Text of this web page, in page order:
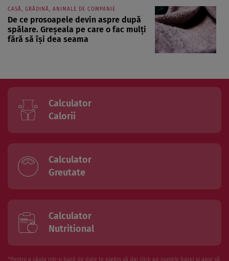
CASĂ, GRĂDINĂ, ANIMALE DE COMPANIE
De ce prosoapele devin aspre după
spălare. Greșeala pe care o fac mulți
fără să își dea seama
Calculator
Calorii
Calculator
Greutate
Calculator
Nutritional
*Pentru a căuta intr-o bază de date te rugăm să dai click pe numele bazei și apoi să